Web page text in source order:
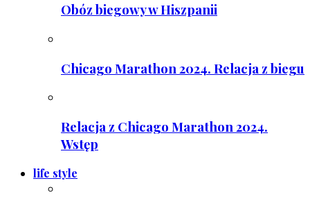
Obóz biegowy w Hiszpanii
Chicago Marathon 2024. Relacja z biegu
Relacja z Chicago Marathon 2024.
Wstęp
life style